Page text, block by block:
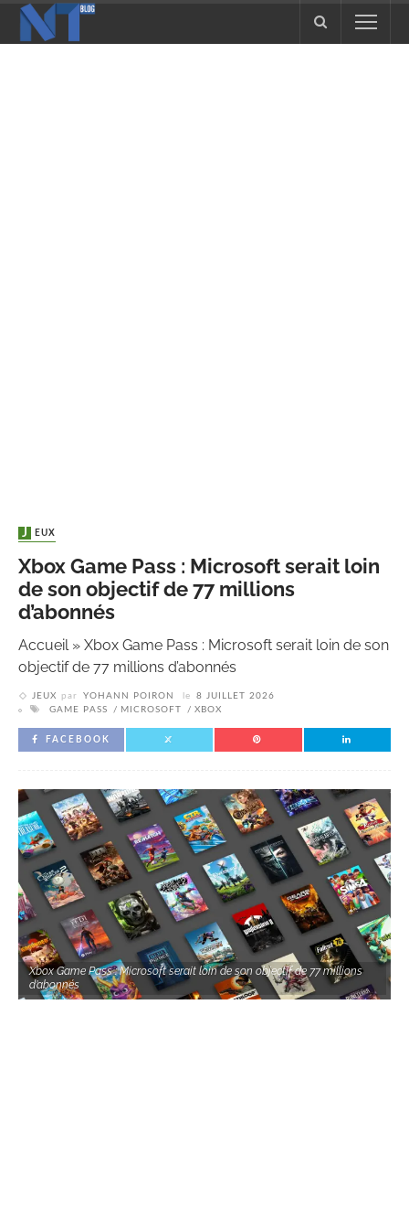
JEUX
Xbox Game Pass : Microsoft serait loin
de son objectif de 77 millions
d’abonnés
Accueil» Xbox Game Pass : Microsoft serait loin de son
objectif de 77 millions d’abonnés
JEUX par YOHANN POIRON le
8 JUILLET 2026
GAME PASS
MICROSOFT XBOX
FACEBOOK
Xbox Game Pass : Microsoft serait loin de son objectif de 77 millions
d’abonnés